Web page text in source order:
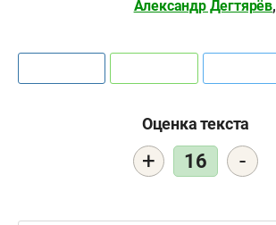
Александр Дегтярёв,
Оценка текста
+ 16 -